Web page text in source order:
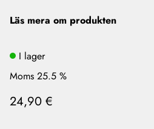
Läs mera om produkten
I lager
Moms 25.5 %
24,90 €